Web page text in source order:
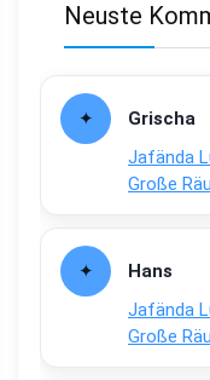
Neuste
Grischa
Jafända
Große
Hans
Jafända
Große